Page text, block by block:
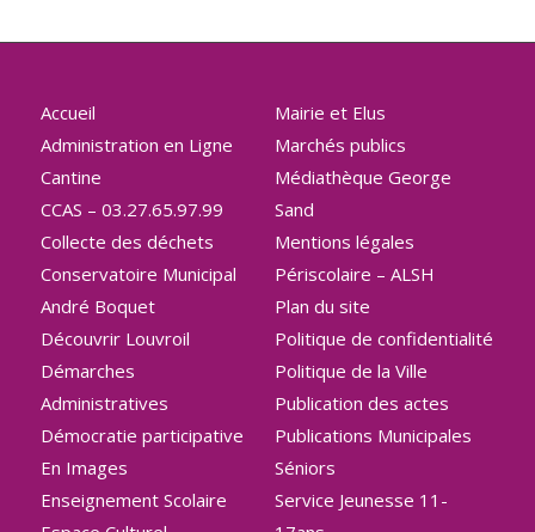
Accueil
Administration en Ligne
Cantine
CCAS – 03.27.65.97.99
Collecte des déchets
Conservatoire Municipal
André Boquet
Découvrir Louvroil
Démarches
Administratives
Démocratie participative
En Images
Enseignement Scolaire
Mairie et Elus
Marchés publics
Médiathèque George
Sand
Mentions légales
Périscolaire – ALSH
Plan du site
Politique de confidentialité
Politique de la Ville
Publication des actes
Publications Municipales
Séniors
Service Jeunesse 11-